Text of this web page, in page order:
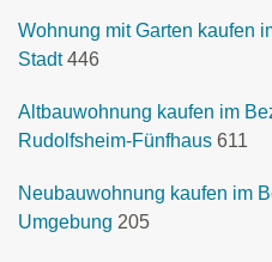
Wohnung mit Garten kaufen
Stadt 446
Altbauwohnung kaufen im
Rudolfsheim-Fünfhaus 611
Neubauwohnung kaufen im
Umgebung 205